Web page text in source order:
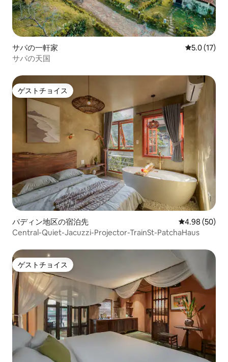
サパの一軒家 レビュー17
5.0 (17)
サパの天国
ゲストチョイス
ゲストチョイス
バディン地区の宿泊先 レビュー50
4.98 (50)
Central-Quiet-Jacuzzi-Projector-TrainSt-PatchaHaus
ゲストチョイス
ゲストチョイス